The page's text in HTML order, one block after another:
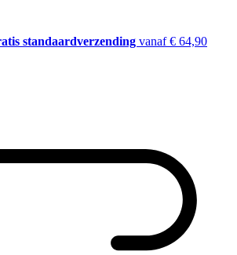
standaardverzending vanaf € 64,90